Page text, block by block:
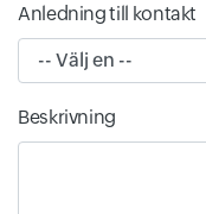
Anledning till kontakt
Beskrivning